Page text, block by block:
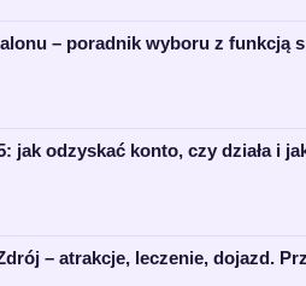
– poradnik wyboru z funkcją
jak odzyskać konto, czy działa i
– atrakcje, leczenie, dojazd.